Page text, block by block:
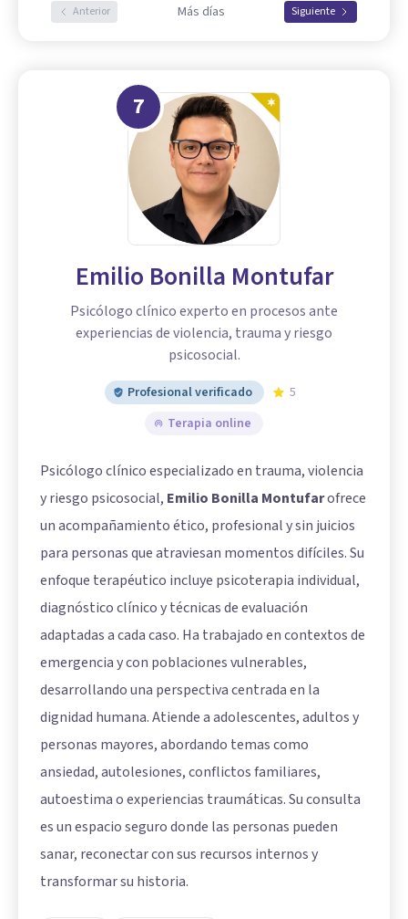
Anterior Más días Siguiente
7
Emilio Bonilla Montufar
Psicólogo clínico experto en procesos ante
experiencias de violencia, trauma y riesgo
psicosocial.
Profesional verificado
5
Terapia online
Psicólogo clínico especializado en trauma, violencia
y riesgo psicosocial, Emilio Bonilla Montufarofrece
un acompañamiento ético, profesional y sin juicios
para personas que atraviesan momentos difíciles. Su
enfoque terapéutico incluye psicoterapia individual,
diagnóstico clínico y técnicas de evaluación
adaptadas a cada caso. Ha trabajado en contextos de
emergencia y con poblaciones vulnerables,
desarrollando una perspectiva centrada en la
dignidad humana. Atiende a adolescentes, adultos y
personas mayores, abordando temas como
ansiedad, autolesiones, conflictos familiares,
autoestima o experiencias traumáticas. Su consulta
es un espacio seguro donde las personas pueden
sanar, reconectar con sus recursos internos y
transformar su historia.